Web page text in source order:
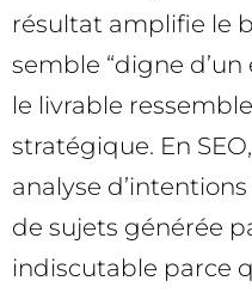
résultat amplifie le
semble “digne
le livrable
stratégique. En
analyse
de sujets générée
indiscutable parce